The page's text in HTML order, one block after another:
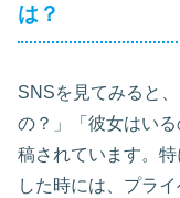
は？
SNSを見てみると
の？」「彼女はい
稿されています。
した時には、プラ